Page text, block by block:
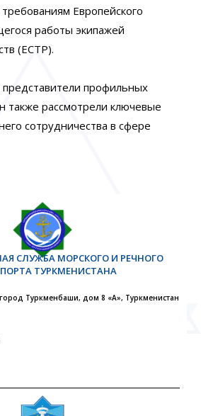
Европейского
работы экипажей
(ЕСТР).
представители профильных
также рассмотрели ключевые
сотрудничества в сфере
СЛУЖБА МОРСКОГО И РЕЧНОГО
ТУРКМЕНИСТАНА
Туркменбаши, дом 8 «А», Туркменистан